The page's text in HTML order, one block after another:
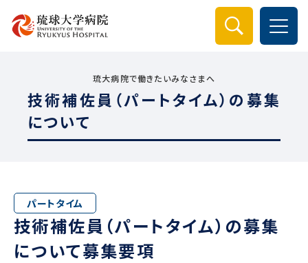
検索
琉大病院で働きたいみなさまへ
技術補佐員（パートタイム）の募集
について
パートタイム
技術補佐員（パートタイム）の募集
について募集要項